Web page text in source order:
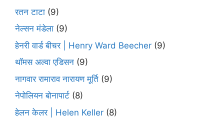
रतन टाटा (9)
नेल्सन मंडेला (9)
हेनरी वार्ड बीचर | Henry Ward Beecher (9)
थॉमस अल्वा एडिसन (9)
नागवार रामाराव नारायण मूर्ति (9)
नेपोलियन बोनापार्ट (8)
हेलन केलर | Helen Keller (8)